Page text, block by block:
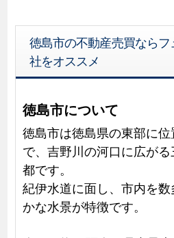
徳島市の不動産売買なら
社をオススメ
徳島市について
徳島市は徳島県の東部に
で、吉野川の河口に広が
都です。
紀伊水道に面し、市内を
かな水景が特徴です。